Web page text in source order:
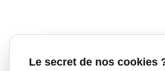
Le secret de nos cookies